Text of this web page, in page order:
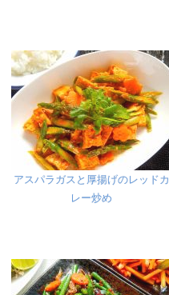
アスパラガスと厚揚げのレッドカ
レー炒め